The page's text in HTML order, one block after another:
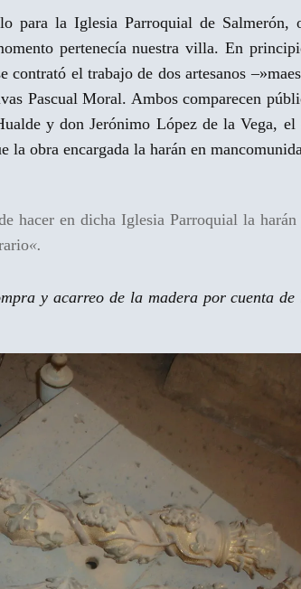
la Iglesia Parroquial de Salmerón,
pertenecía nuestra villa. En
el trabajo de dos artesanos
Pascual Moral. Ambos comparecen
y don Jerónimo López de la Vega, el
la obra encargada la harán en
hacer en dicha Iglesia Parroquial la
«.
y acarreo de la madera por cuenta